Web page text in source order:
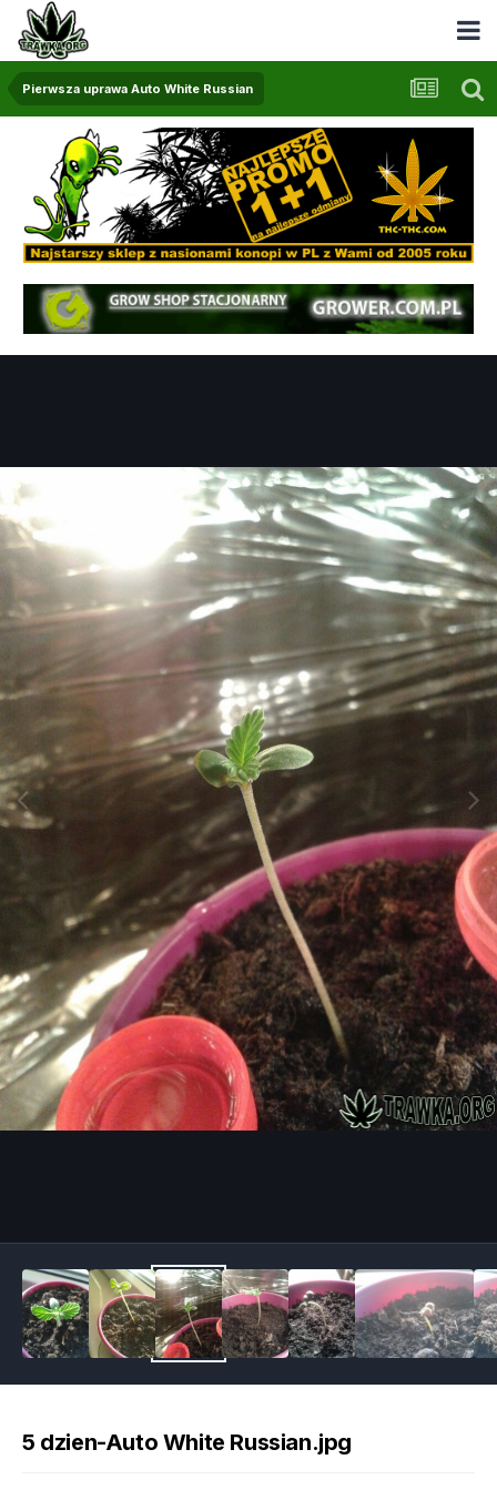
Pierwsza uprawa Auto White Russian
5 dzien-Auto White Russian.jpg